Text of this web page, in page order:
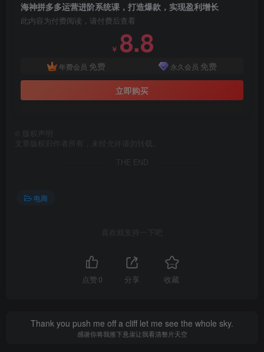
海神拼多多运营进阶系统课，打造爆款，实现盈利增长
此内容为付费阅读，请付费后查看
￥ 8.8
年费会员 免费 永久会员 免费
立即购买
版权声明
文章版权归作者所有，未经允许请勿转载。
THE END
电商
喜欢就支持一下吧
点赞 0 分享 收藏
Thank you push me off a cliff let me see the whole sky.
感谢你将我推下悬崖让我看清整片天空